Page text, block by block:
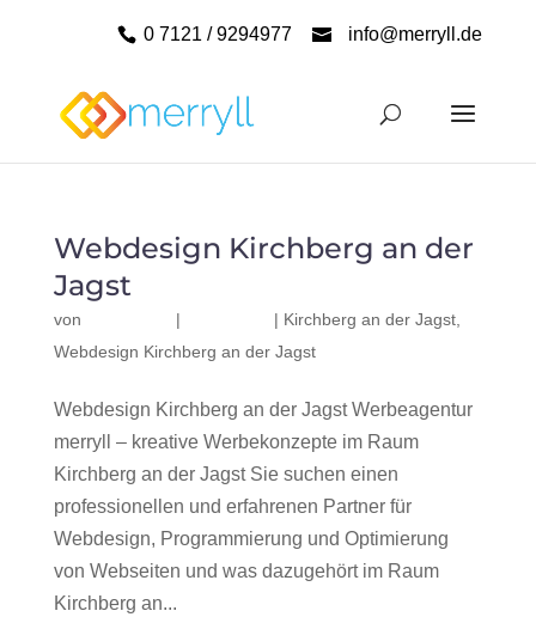
0 7121 / 9294977 info@merryll.de
Webdesign Kirchberg an der
Jagst
von | | Kirchberg an der Jagst,
Webdesign Kirchberg an der Jagst
Webdesign Kirchberg an der Jagst Werbeagentur
merryll – kreative Werbekonzepte im Raum
Kirchberg an der Jagst Sie suchen einen
professionellen und erfahrenen Partner für
Webdesign, Programmierung und Optimierung
von Webseiten und was dazugehört im Raum
Kirchberg an...